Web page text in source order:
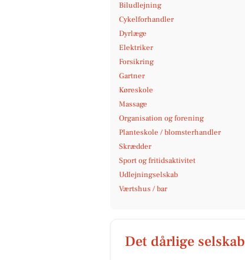
Biludlejning
Cykelforhandler
Dyrlæge
Elektriker
Forsikring
Gartner
Køreskole
Massage
Organisation og forening
Planteskole / blomsterhandler
Skrædder
Sport og fritidsaktivitet
Udlejningselskab
Værtshus / bar
Det dårlige selskab